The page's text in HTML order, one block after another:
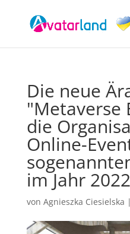
Die neue
"Metaverse
die
Online-
im Jahr
von Agnieszka Ciesielska |